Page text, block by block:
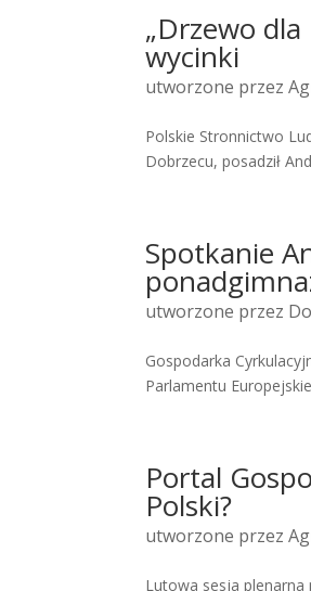
„Drzewo
wycinki
utworzone przez
Polskie Stronnictwo
Dobrzecu, posadził
Spotkanie
utworzone przez
Gospodarka
Parlamentu
Portal
Polski?
utworzone przez
Lutowa sesja plenarna